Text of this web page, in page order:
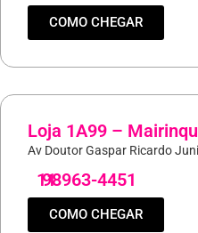
COMO CHEGAR
Loja 1A99 –
Av Doutor Gaspar Ricardo
11
98963-4451
COMO CHEGAR